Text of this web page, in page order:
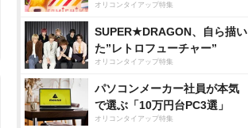
オリコンタイアップ特集
SUPER★DRAGON、自ら描い
た”レトロフューチャー”
オリコンタイアップ特集
パソコンメーカー社員が本気
で選ぶ「10万円台PC3選」
オリコンタイアップ特集